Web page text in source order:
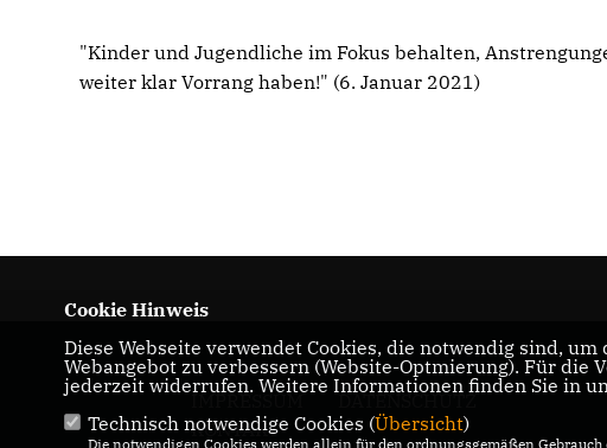
"Kinder und Jugendliche im Fokus behalten,
weiter klar Vorrang haben!" (6. Januar 2021)
KONTAKT
Cookie Hinweis
Diese Webseite verwendet Cookies, die notwendig sind,
Webangebot zu verbessern (Website-Optmierung). Für
jederzeit widerrufen. Weitere Informationen finden Sie in
Technisch notwendige Cookies (Übersicht)
Die notwendigen Cookies werden allein für den ordnungsgemäßen Gebrauch